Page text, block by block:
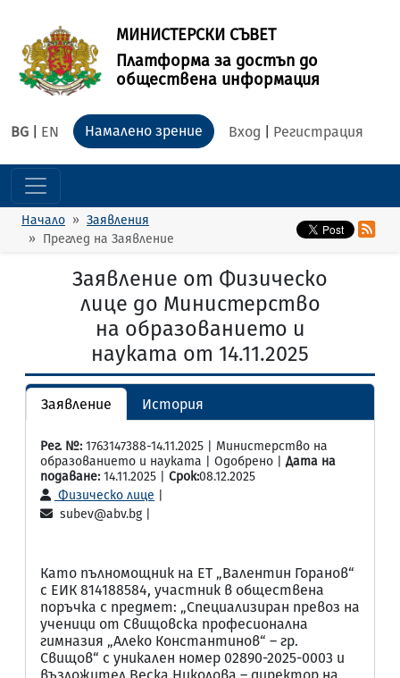
МИНИСТЕРСКИ СЪВЕТ
Платформа за достъп до
обществена информация
BG EN Вход Регистрация
Намалено зрение
Начало
Заявления
Преглед на Заявление
Заявление от Физическо
лице до Министерство
на образованието и
науката от 14.11.2025
Заявление История
Рег. №: 1763147388-14.11.2025 | Министерство на
образованието и науката | Одобрено | Дата на
подаване: 14.11.2025 | Срок:08.12.2025
Физическо лице
subev@abv.bg |
Като пълномощник на ЕТ „Валентин Горанов“
с ЕИК 814188584, участник в обществена
поръчка с предмет: „Специализиран превоз на
ученици от Свищовска професионална
гимназия „Алеко Константинов“ – гр.
Свищов“ с уникален номер 02890-2025-0003 и